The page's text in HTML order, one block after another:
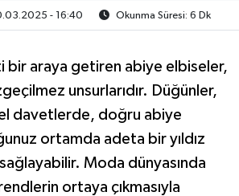
- 16:40 Okunma Süresi: 6 Dk
bir araya getiren abiye elbiseler,
unsurlarıdır. Düğünler,
davetlerde, doğru abiye
ortamda adeta bir yıldız
Moda dünyasında
ortaya çıkmasıyla